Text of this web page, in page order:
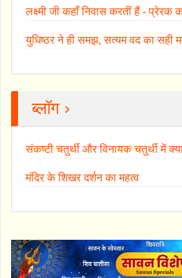
लक्ष्मी जी कहाँ निवास करतीं हैं - प्रेरक
युधिष्ठर ने ही समझ, सत्यम वद का सही
ब्लॉग ›
संकष्टी चतुर्थी और विनायक चतुर्थी में
मंदिर के शिखर दर्शन का महत्व